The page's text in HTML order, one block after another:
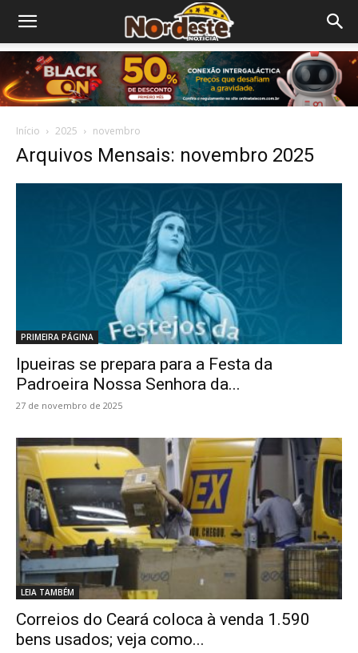
Início 2025 novembro
Arquivos Mensais: novembro 2025
PRIMEIRA PÁGINA
Ipueiras se prepara para a Festa da
Padroeira Nossa Senhora da...
27 de novembro de 2025
LEIA TAMBÉM
Correios do Ceará coloca à venda 1.590
bens usados; veja como...